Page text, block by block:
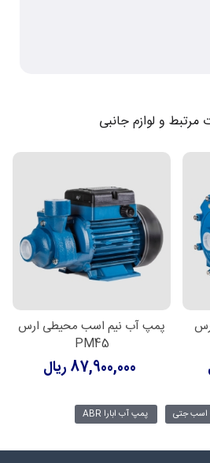
و لوازم جانبی
پمپ آب نیم اسب محیطی ارس
PM45
87,900,000 ریال
جتی پمپ آب ابارا ABR